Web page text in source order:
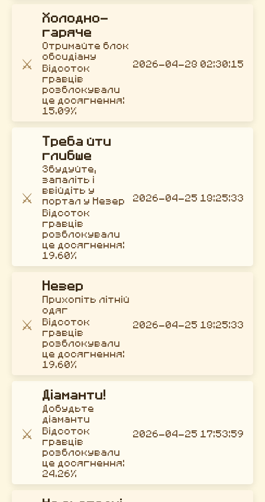
⚔️
Холодно-
гаряче
Отримайте блок
обсидіану
Відсоток
гравців
розблокували
це досягнення:
15.09%
2026-04-28 02:30:15
⚔️
Треба йти
глибше
Збудуйте,
запаліть і
ввійдіть у
портал у Незер
Відсоток
гравців
розблокували
це досягнення:
19.60%
2026-04-25 18:25:33
⚔️
Незер
Прихопіть літній
одяг
Відсоток
гравців
розблокували
це досягнення:
19.60%
2026-04-25 18:25:33
⚔️
Діаманти!
Добудьте
діаманти
Відсоток
гравців
розблокували
це досягнення:
24.26%
2026-04-25 17:53:59